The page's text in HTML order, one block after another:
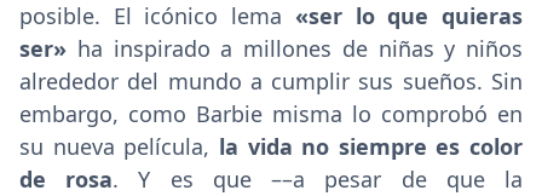
posible. El icónico lema «ser lo que quieras
ser» ha inspirado a millones de niñas y niños
alrededor del mundo a cumplir sus sueños. Sin
embargo, como Barbie misma lo comprobó en
su nueva película, la vida no siempre es color
de rosa. Y es que ––a pesar de que la